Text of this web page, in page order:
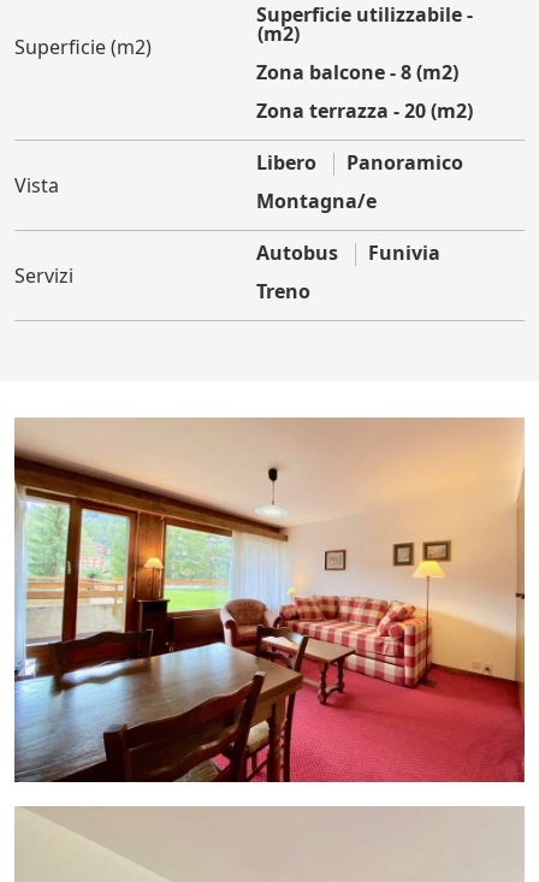
Superficie (m2)
Superficie utilizzabile -
45 (m2)
Zona balcone - 8 (m2)
Zona terrazza - 20 (m2)
Vista
Libero
Panoramico
Montagna/e
Servizi
Autobus
Funivia
Treno